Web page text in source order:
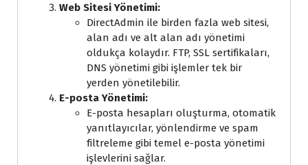
Web Sitesi Yönetimi:
DirectAdmin ile birden fazla web sitesi,
alan adı ve alt alan adı yönetimi
oldukça kolaydır. FTP, SSL sertifikaları,
DNS yönetimi gibi işlemler tek bir
yerden yönetilebilir.
E-posta Yönetimi:
E-posta hesapları oluşturma, otomatik
yanıtlayıcılar, yönlendirme ve spam
filtreleme gibi temel e-posta yönetimi
işlevlerini sağlar.